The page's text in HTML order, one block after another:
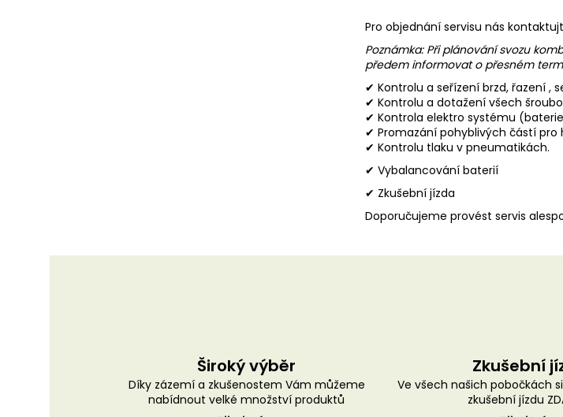
Pro objednání servisu nás
Poznámka: Při plánování svozu
předem informovat o přesném
✔ Kontrolu a seřízení brzd, řazení ,
✔ Kontrolu a dotažení všech
✔ Kontrola elektro systému
✔ Promazání pohyblivých částí pro
✔ Kontrolu tlaku v pneumatikách.
✔ Vybalancování baterií
✔ Zkušební jízda
Doporučujeme provést servis
Široký výběr
Díky zázemí a zkušenostem Vám můžeme
nabídnout velké množství produktů
Zkušební
Ve všech našich pobočkách
zkušební jízdu